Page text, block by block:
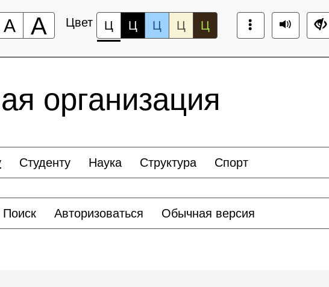
А А Цвет Ц Ц Ц Ц Ц
организация
Студенту Наука Структура Спорт
Поиск Авторизоваться Обычная версия